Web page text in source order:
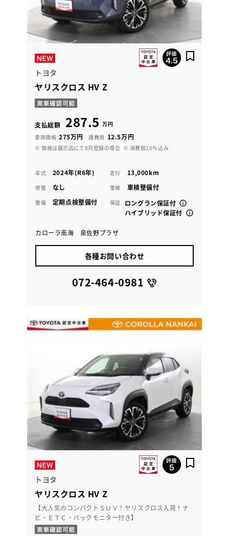
トヨタ
ヤリスクロス HV Z
支払総額 287.5 万円
車両価格 275万円 諸費用 12.5万円
※ 価格は展示店にて8月登録の場合 ※ 消費税10％込み
年式 2024年(R6年) 走行 13,000km
修復 なし 車検 車検整備付
整備 定期点検整備付 保証
ロングラン保証付
ハイブリッド保証付
カローラ南海 泉佐野プラザ
各種お問い合わせ
072-464-0981
トヨタ
ヤリスクロス HV Z
【大人気のコンパクトＳＵＶ！ヤリスクロス入荷！ナ
ビ・ＥＴＣ・バックモニター付き】